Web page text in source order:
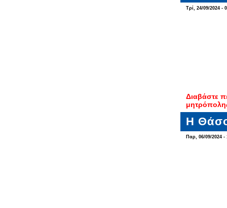
Τρί, 24/09/2024 -
Διαβάστε
Η
Παρ, 06/09/2024 -